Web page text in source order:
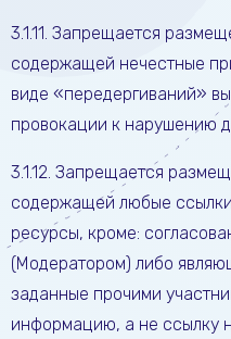
3.1.11. Запрещается
содержащей нечестные
виде «передергиваний»
провокации к нарушению
3.1.12. Запрещается
содержащей любые
ресурсы, кроме:
(Модератором) либо
заданные прочими
информацию, а не ссылку